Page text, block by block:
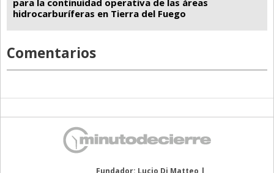
para la continuidad operativa de las áreas
hidrocarburíferas en Tierra del Fuego
Comentarios